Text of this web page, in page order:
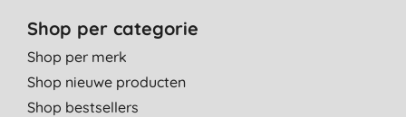
Shop per categorie
Shop per merk
Shop nieuwe producten
Shop bestsellers